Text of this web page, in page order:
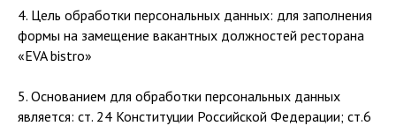
4. Цель обработки персональных данных: для заполнения
формы на замещение вакантных должностей ресторана
«EVA bistro»
5. Основанием для обработки персональных данных
является: ст. 24 Конституции Российской Федерации; ст.6